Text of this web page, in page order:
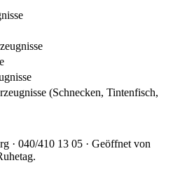
(Schnecken, Tintenfisch,
· 040/410 13 05 · Geöffnet von